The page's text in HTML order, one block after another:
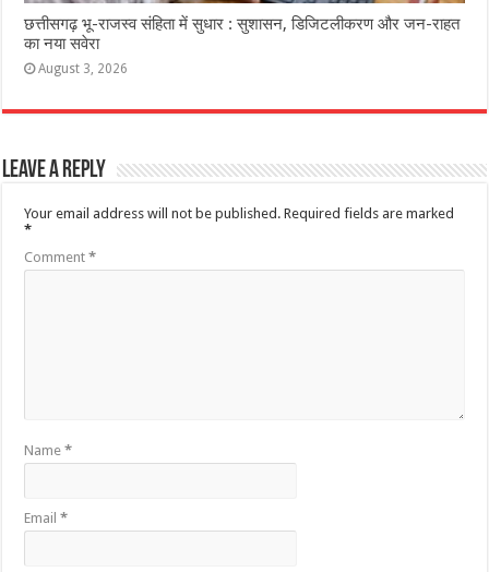
छत्तीसगढ़ भू-राजस्व संहिता में सुधार : सुशासन, डिजिटलीकरण और जन-राहत
का नया सवेरा
August 3, 2026
Leave a Reply
Your email address will not be published. Required fields are marked
*
Comment*
Name*
Email*